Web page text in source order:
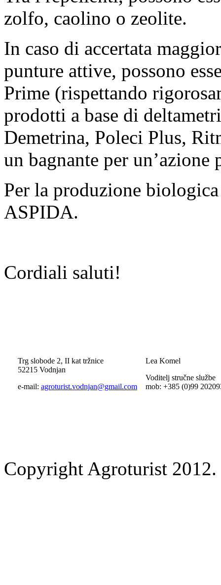
zolfo, caolino o zeolite.
In caso di accertata
punture attive, possono
Prime (rispettando
prodotti a base di
Demetrina, Poleci Plus,
un bagnante per
Per la produzione
ASPIDA.
Cordiali saluti!
Trg slobode 2, II kat tržnice
52215 Vodnjan
e-mail: agroturist.vodnjan@gmail.com
Lea Komel
Voditelj stručne službe
mob: +385 (0)99
Copyright Agroturist 2012.